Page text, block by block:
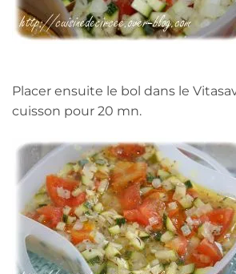
Placer ensuite le bol dans le
cuisson pour 20 mn.